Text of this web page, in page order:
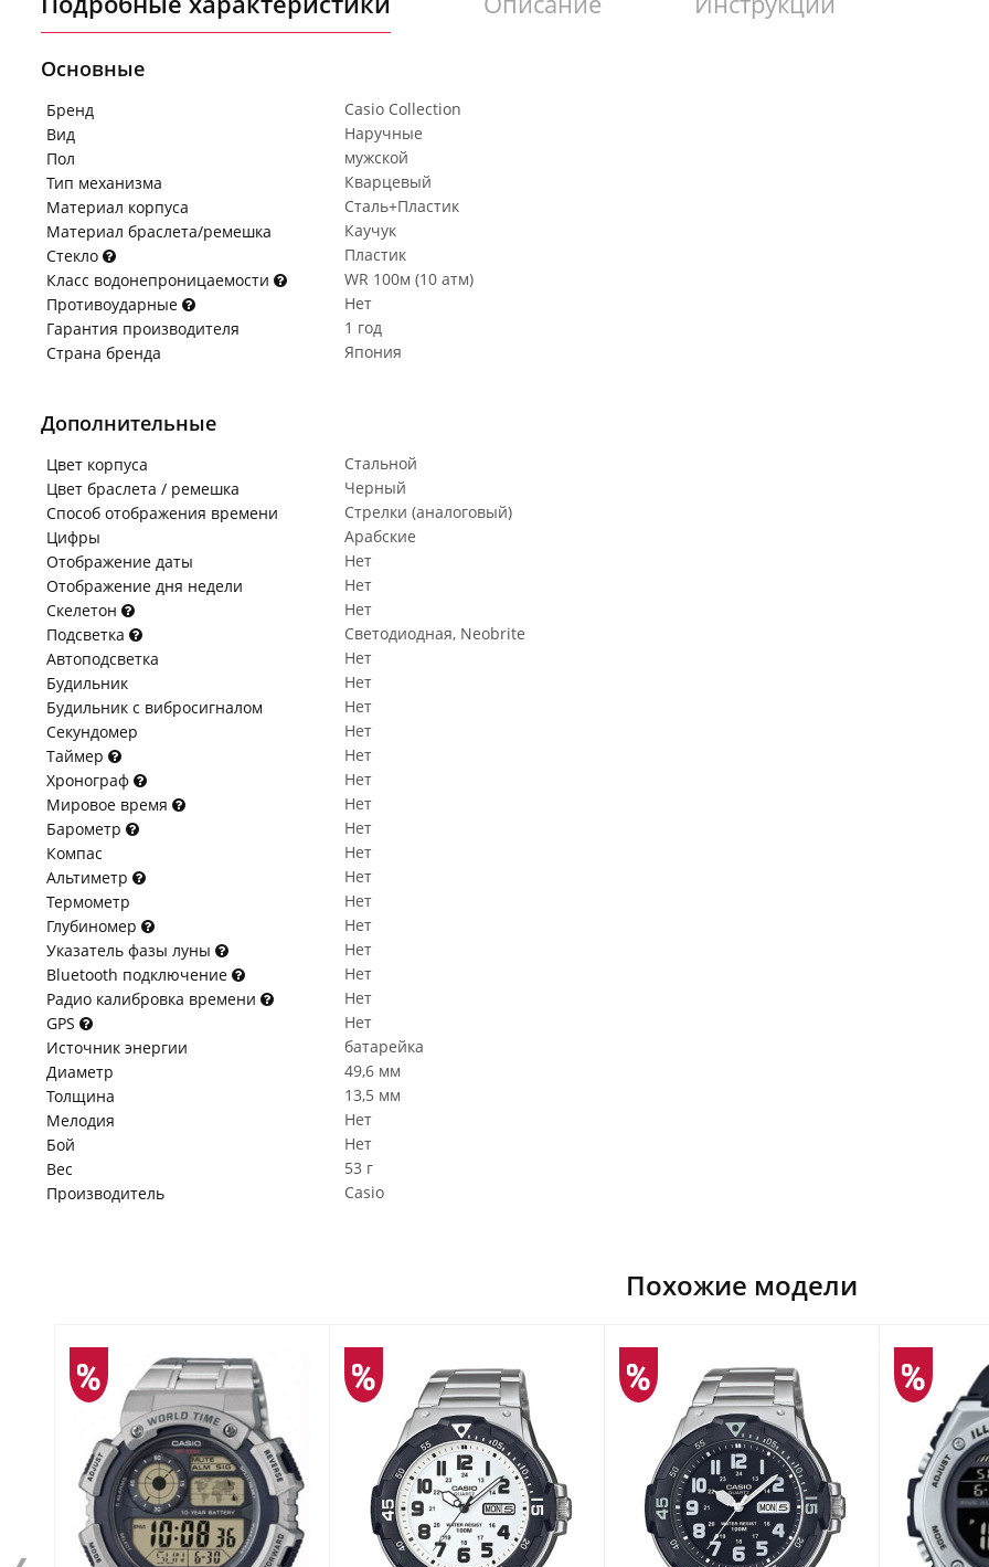
Основные
Бренд
Casio Collection
Вид
Наручные
Пол
мужской
Тип механизма
Кварцевый
Материал корпуса
Сталь+Пластик
Материал браслета/ремешка
Каучук
Стекло
Пластик
Класс водонепроницаемости
WR 100м (10 атм)
Противоударные
Нет
Гарантия производителя
1 год
Страна бренда
Япония
Дополнительные
Цвет корпуса
Стальной
Цвет браслета / ремешка
Черный
Способ отображения времени
Стрелки (аналоговый)
Цифры
Арабские
Отображение даты
Нет
Отображение дня недели
Нет
Скелетон
Нет
Подсветка
Светодиодная, Neobrite
Автоподсветка
Нет
Будильник
Нет
Будильник с вибросигналом
Нет
Секундомер
Нет
Таймер
Нет
Хронограф
Нет
Мировое время
Нет
Барометр
Нет
Компас
Нет
Альтиметр
Нет
Термометр
Нет
Глубиномер
Нет
Указатель фазы луны
Нет
Bluetooth подключение
Нет
Радио калибровка времени
Нет
GPS
Нет
Источник энергии
батарейка
Диаметр
49,6 мм
Толщина
13,5 мм
Мелодия
Нет
Бой
Нет
Вес
53 г
Производитель
Casio
Похожие модели